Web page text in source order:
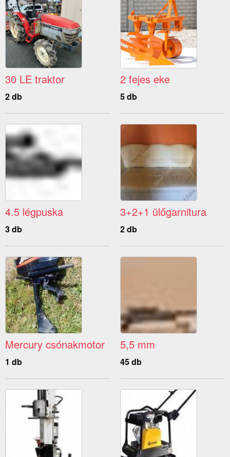
30 LE traktor
2 db
2 fejes eke
5 db
4.5 légpuska
3 db
3+2+1 ülőgarnitura
2 db
Mercury csónakmotor
1 db
5,5 mm
45 db